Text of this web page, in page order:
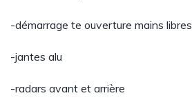
-démarrage te ouverture mains libres
-jantes alu
-radars avant et arrière